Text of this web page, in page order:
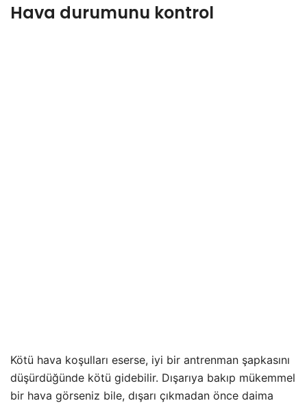
Hava durumunu kontrol
Kötü hava koşulları eserse, iyi bir antrenman şapkasını
düşürdüğünde kötü gidebilir. Dışarıya bakıp mükemmel
bir hava görseniz bile, dışarı çıkmadan önce daima